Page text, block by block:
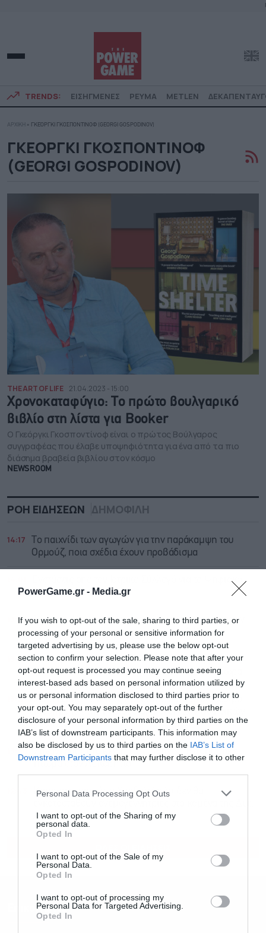
PowerGame.gr - Media.gr
If you wish to opt-out of the sale, sharing to third parties, or
processing of your personal or sensitive information for
targeted advertising by us, please use the below opt-out
section to confirm your selection. Please note that after your
opt-out request is processed you may continue seeing
interest-based ads based on personal information utilized by
us or personal information disclosed to third parties prior to
your opt-out. You may separately opt-out of the further
disclosure of your personal information by third parties on the
IAB’s list of downstream participants. This information may
also be disclosed by us to third parties on the IAB’s List of
Downstream Participants that may further disclose it to other
Personal Data Processing Opt Outs
I want to opt-out of the Sharing of my
personal data.
Opted In
I want to opt-out of the Sale of my
Personal Data.
Opted In
I want to opt-out of processing my
Personal Data for Targeted Advertising.
Opted In
TRENDS: ΕΙΣΗΓΜΕΝΕΣ ΡΕΥΜΑ METLEN
ΑΡΧΙΚΗ » ΓΚΕΌΡΓΚΙ ΓΚΟΣΠΟΝΤΊΝΟΦ (GEORGI GOSPODINOV)
ΓΚΕΟΡΓΚΙ ΓΚΟΣΠΟΝΤΙΝΟΦ
(GEORGI GOSPODINOV)
THE ART OF LIFE 21.04.2023 - 15:00
Χρονοκαταφύγιο: To πρώτο βουλγαρικό
βιβλίο στη λίστα για Booker
Ο Γκεόργκι Γκοσποντίνοφ είναι ο πρώτος Βούλγαρος
συγγραφέας που έλαβε υποψηφιότητα για ένα από τα πιο
διάσημα βραβεία βιβλίου στον κόσμο
NEWSROOM
ΡΟΗ ΕΙΔΗΣΕΩΝ ΔΗΜΟΦΙΛΗ
14:17
Το παιχνίδι των αγωγών για την παράκαμψη του
Ορμούζ, ποια σχέδια έχουν προβάδισμα
Ενστάσεις από τον Ιατρικό Σύλλογό για το Ψηφιακό
Αποθετήριο εξετάσεων
13:52 Τουρκία: Περιορισμοί στην κίνηση των εμπορικών
πλοίων που εισέρχονται στη Μαύρη Θάλασσα
13:27 Σε επιφυλακή η γγ Πολιτικής Προστασίας για τους
ισχυρούς βοριάδες σήμερα και τα επόμενα 24ωρα
13:11 Alpha Bank: Ευνοϊκές προοπτικές για το διαθέσιμο
εισόδημα και την περιουσιακή θέση των ελληνικών
νοικοκυριών
13:00
Συναγερμός στο κέντρο της Αθήνας: Εντοπίστηκε
πτώμα στον Λυκαβηττό
Κατηγορηματικός ο Χαρδαλιάς ότι δεν θα
Αττικής
Επικοινωνία